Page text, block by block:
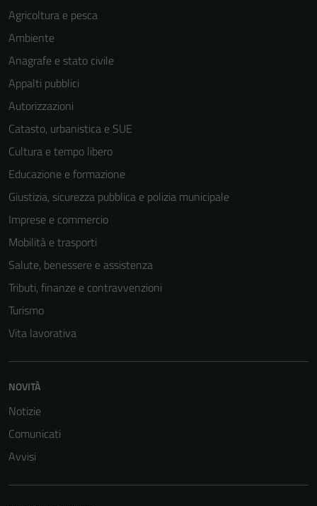
Agricoltura e pesca
Ambiente
Anagrafe e stato civile
Appalti pubblici
Autorizzazioni
Catasto, urbanistica e SUE
Cultura e tempo libero
Educazione e formazione
Giustizia, sicurezza pubblica e polizia municipale
Imprese e commercio
Mobilità e trasporti
Salute, benessere e assistenza
Tributi, finanze e contravvenzioni
Turismo
Vita lavorativa
NOVITÀ
Notizie
Comunicati
Avvisi
per il